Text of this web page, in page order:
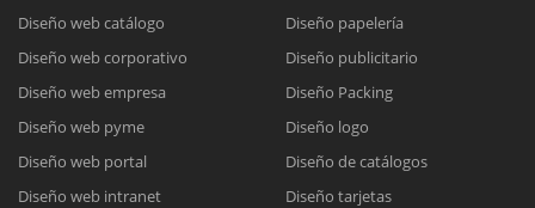
Diseño web catálogo
Diseño web corporativo
Diseño web empresa
Diseño web pyme
Diseño web portal
Diseño web intranet
Diseño papelería
Diseño publicitario
Diseño Packing
Diseño logo
Diseño de catálogos
Diseño tarjetas